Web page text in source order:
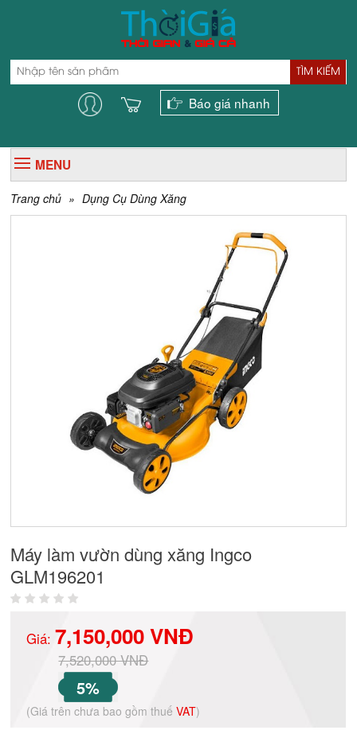
TÌM KIẾM
Báo giá nhanh
MENU
Trang chủ » Dụng Cụ Dùng Xăng
Máy làm vườn dùng xăng Ingco
GLM196201
Giá:7,150,000 VNĐ
7,520,000 VNĐ
5%
(Giá trên chưa bao gồm thuếVAT)